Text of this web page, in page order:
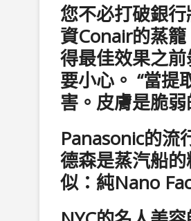
您不必打破銀
資Conair的蒸
得最佳效果之
要小心。 “當提
害。皮膚是脆
Panasonic的流
德森是蒸汽船
似：純Nano